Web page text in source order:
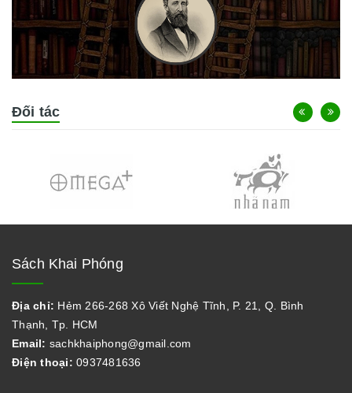
Đối tác
Sách Khai Phóng
Địa chỉ: Hẻm 266-268 Xô Viết Nghệ Tĩnh, P. 21, Q. Bình
Thạnh, Tp. HCM
Email: sachkhaiphong@gmail.com
Điện thoại: 0937481636